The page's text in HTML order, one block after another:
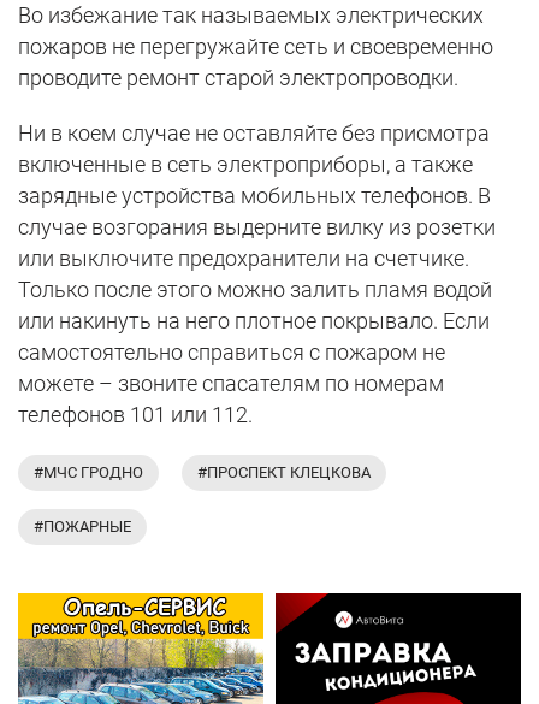
Во избежание так называемых электрических
пожаров не перегружайте сеть и своевременно
проводите ремонт старой электропроводки.
Ни в коем случае не оставляйте без присмотра
включенные в сеть электроприборы, а также
зарядные устройства мобильных телефонов. В
случае возгорания выдерните вилку из розетки
или выключите предохранители на счетчике.
Только после этого можно залить пламя водой
или накинуть на него плотное покрывало. Если
самостоятельно справиться с пожаром не
можете – звоните спасателям по номерам
телефонов 101 или 112.
#МЧС ГРОДНО #ПРОСПЕКТ КЛЕЦКОВА
#ПОЖАРНЫЕ